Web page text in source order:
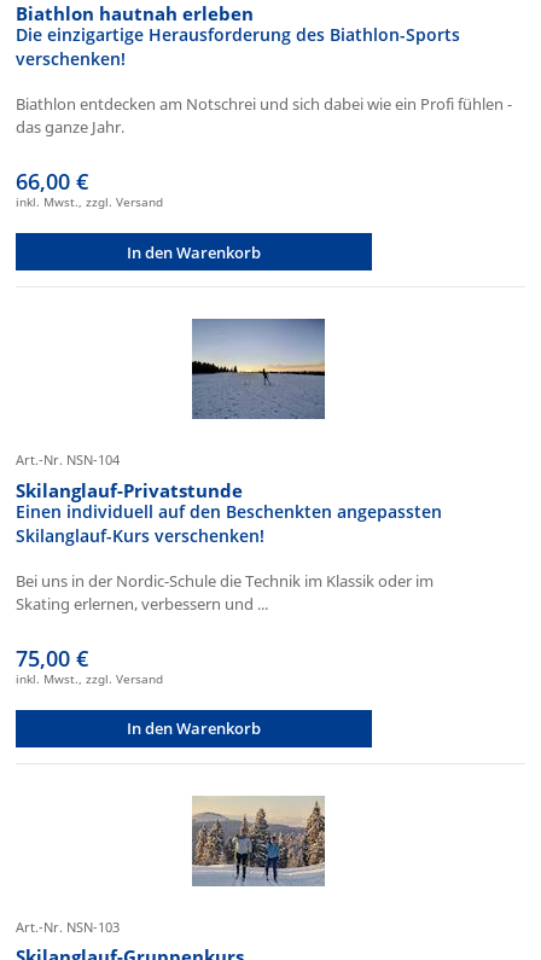
Biathlon hautnah erleben
Die einzigartige Herausforderung des Biathlon-Sports
verschenken!
Biathlon entdecken am Notschrei und sich dabei wie ein Profi fühlen -
das ganze Jahr.
66,00 €
inkl. Mwst., zzgl. Versand
In den Warenkorb
Art.-Nr. NSN-104
Skilanglauf-Privatstunde
Einen individuell auf den Beschenkten angepassten
Skilanglauf-Kurs verschenken!
Bei uns in der Nordic-Schule die Technik im Klassik oder im
Skating erlernen, verbessern und ...
75,00 €
inkl. Mwst., zzgl. Versand
In den Warenkorb
Art.-Nr. NSN-103